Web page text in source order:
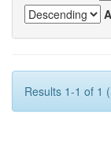
Results 1-1 of 1